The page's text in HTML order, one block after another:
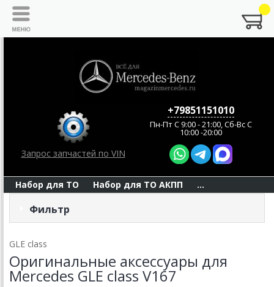
Запрос запчастей по VIN
+79851151010
Пн-Пт C 9:00 - 21:00, Сб-Вс С
10:00 -20:00
Набор для ТО Набор для ТО АКПП ...
Фильтр
GLE class
Оригинальные аксессуары для
Mercedes GLE class V167